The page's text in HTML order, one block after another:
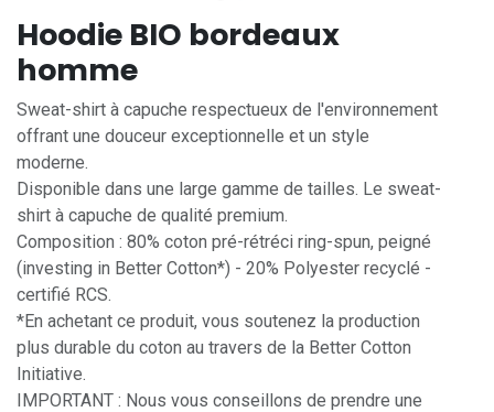
Hoodie BIO bordeaux
homme
Sweat-shirt à capuche respectueux de l'environnement
offrant une douceur exceptionnelle et un style
moderne.
Disponible dans une large gamme de tailles. Le sweat-
shirt à capuche de qualité premium.
Composition : 80% coton pré-rétréci ring-spun, peigné
(investing in Better Cotton*) - 20% Polyester recyclé -
certifié RCS.
*En achetant ce produit, vous soutenez la production
plus durable du coton au travers de la Better Cotton
Initiative.
IMPORTANT : Nous vous conseillons de prendre une